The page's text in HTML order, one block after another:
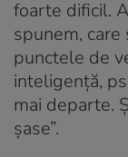
foarte dificil.
spunem,
punctele de
inteligență,
mai departe.
șase”.